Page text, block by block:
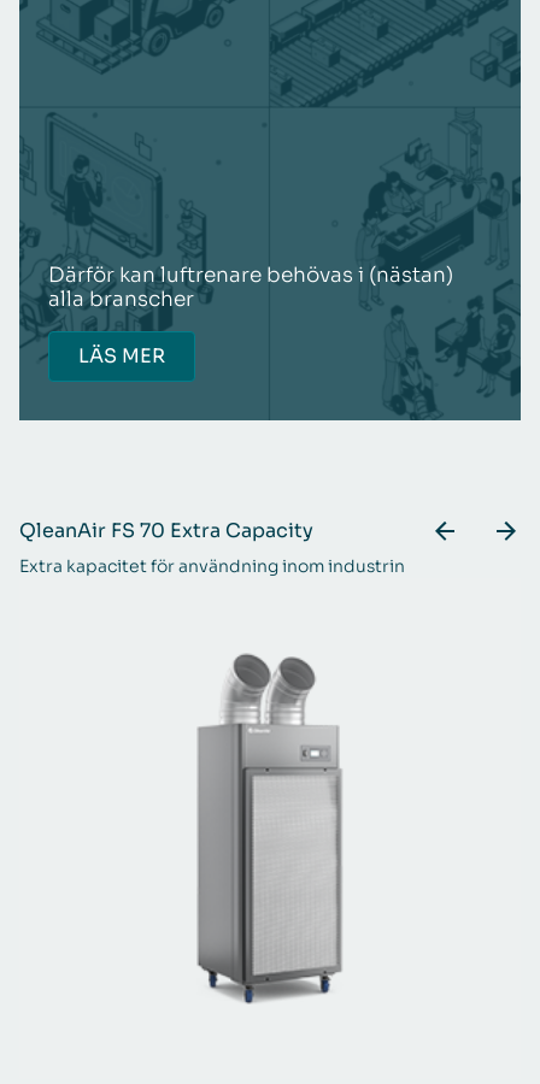
Därför kan luftrenare behövas i (nästan)
alla branscher
LÄS MER
QleanAir FS 70 Extra Capacity
Extra kapacitet för användning inom industrin